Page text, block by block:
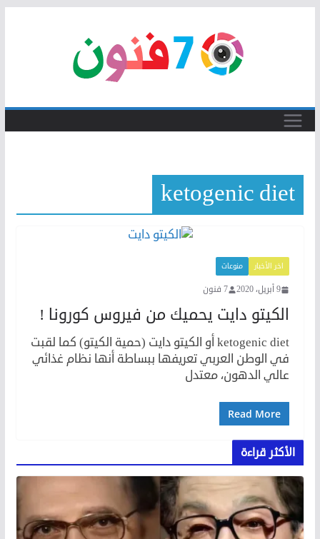
ketogenic diet
اخر الأخبار منوعات
9 أبريل، 2020 7 فنون
الكيتو دايت يحميك من فيروس كورونا !
ketogenic diet أو الكيتو دايت (حمية الكيتو) كما لقبت
في الوطن العربي تعريفها ببساطة أنها نظام غذائي
عالي الدهون، معتدل
Read More
الأكثر قراءة